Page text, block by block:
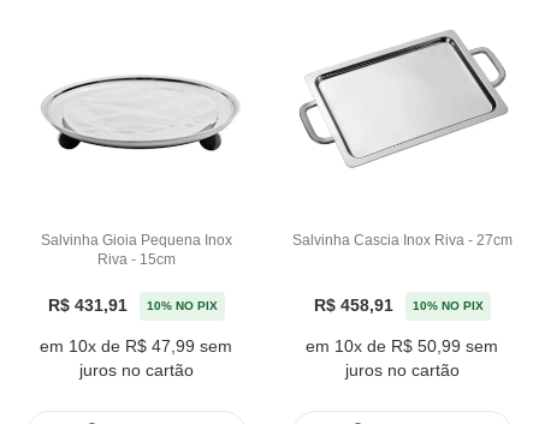
Salvinha Gioia Pequena Inox
Riva - 15cm
R$ 431,91 10% NO PIX
em 10x de R$ 47,99 sem
juros no cartão
Salvinha Cascia Inox Riva - 27cm
R$ 458,91 10% NO PIX
em 10x de R$ 50,99 sem
juros no cartão